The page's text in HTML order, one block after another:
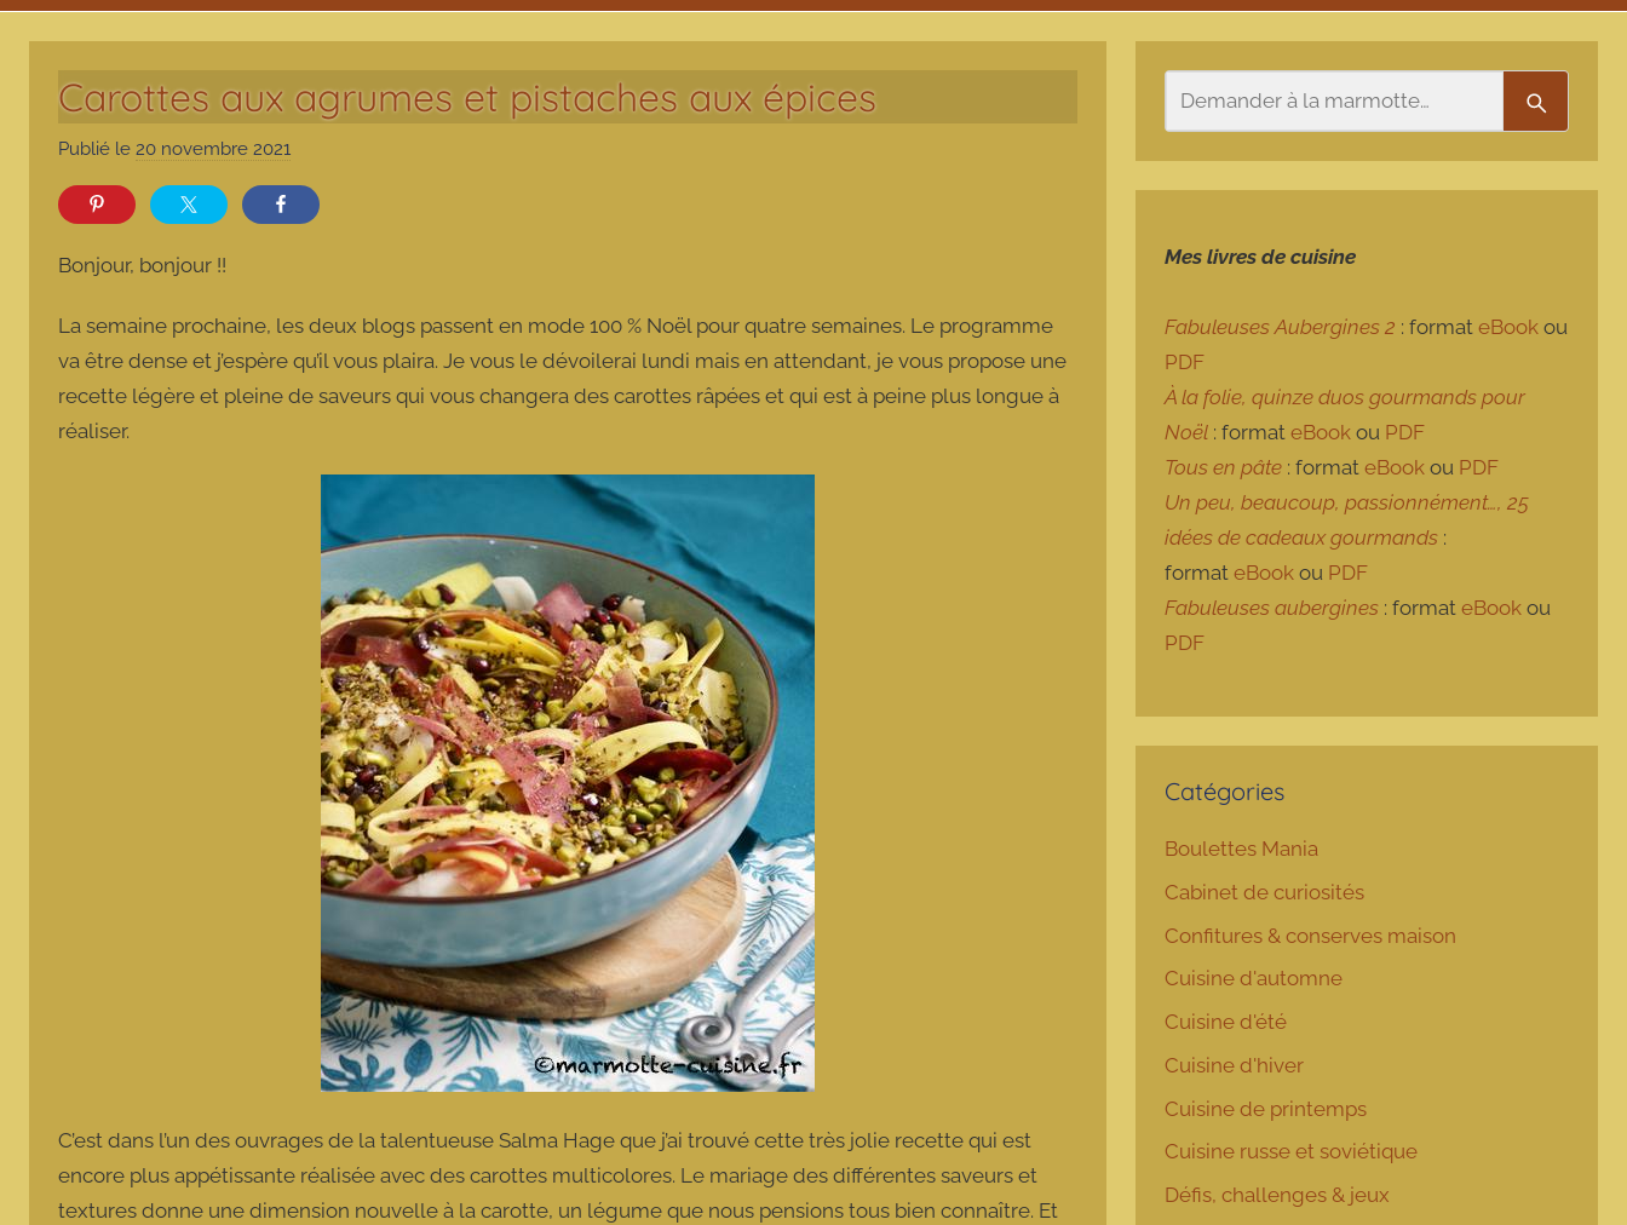
Carottes aux agrumes et pistaches aux épices
Publié le 20 novembre 2021
m
o
t
Bonjour, bonjour !!
La semaine prochaine, les deux blogs passent en mode 100 % Noël pour quatre semaines. Le programme
va être dense et j’espère qu’il vous plaira. Je vous le dévoilerai lundi mais en attendant, je vous propose une
recette légère et pleine de saveurs qui vous changera des carottes râpées et qui est à peine plus longue à
réaliser.
C’est dans l’un des ouvrages de la talentueuse Salma Hage que j’ai trouvé cette très jolie recette qui est
encore plus appétissante réalisée avec des carottes multicolores. Le mariage des différentes saveurs et
textures donne une dimension nouvelle à la carotte, un légume que nous pensions tous bien connaître. Et
Mes livres de cuisine
Fabuleuses Aubergines 2 : formateBook ou
PDF
À la folie, quinze duos gourmands pour
Noël : formateBook ou PDF
Tous en pâte : formateBook ou PDF
Un peu, beaucoup, passionnément…, 25
idées de cadeaux gourmands :
formateBook ou PDF
Fabuleuses aubergines : formateBook ou
PDF
Catégories
Boulettes Mania
Cabinet de curiosités
Confitures & conserves maison
Cuisine d'automne
Cuisine d'été
Cuisine d'hiver
Cuisine de printemps
Cuisine russe et soviétique
Défis, challenges & jeux